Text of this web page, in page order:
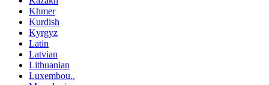
Khmer
Kurdish
Kyrgyz
Latin
Latvian
Lithuanian
Luxembou..